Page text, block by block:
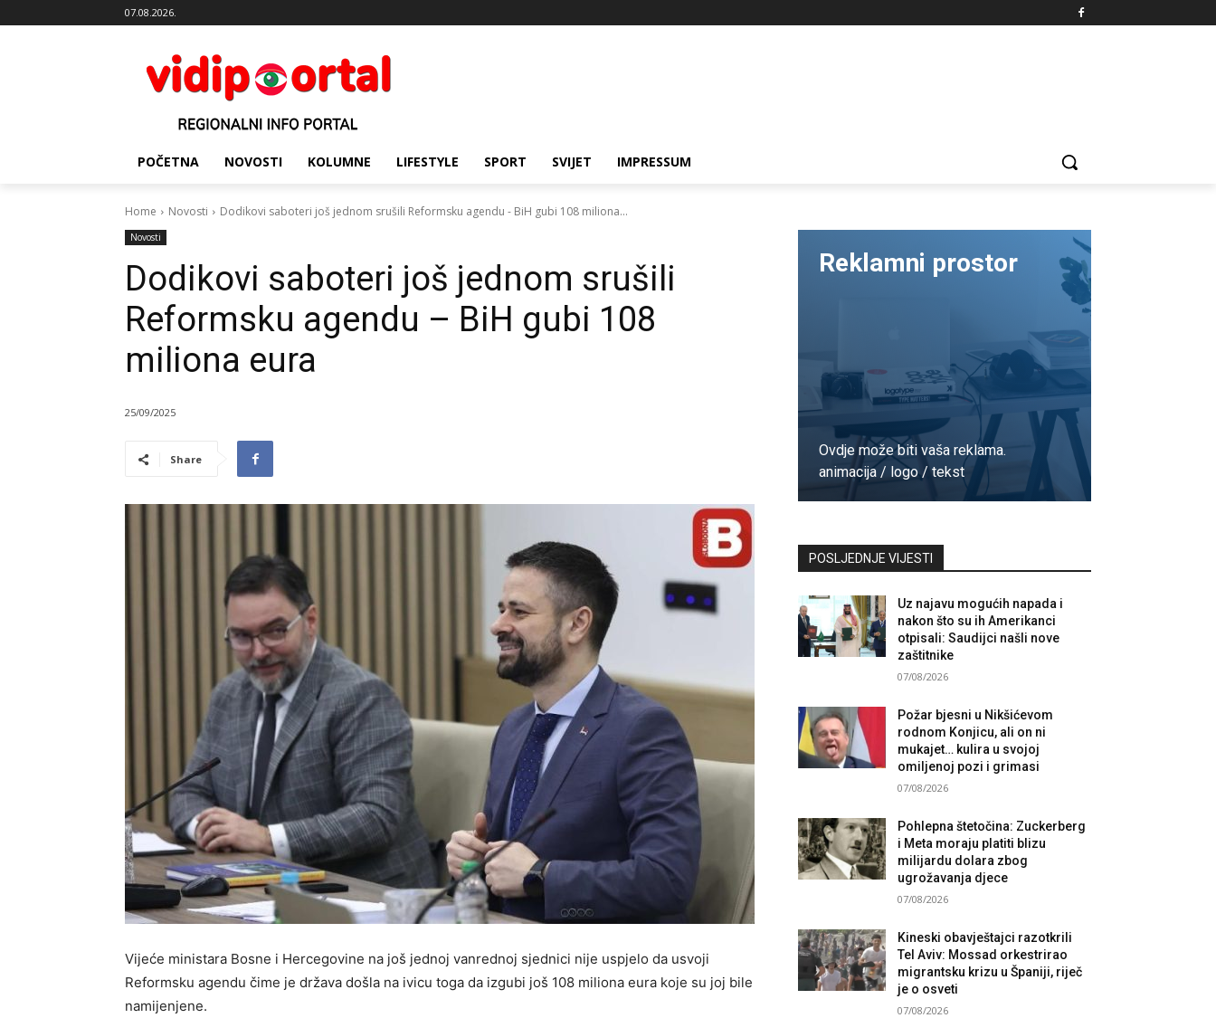
07.08.2026.
POČETNA NOVOSTI KOLUMNE LIFESTYLE SPORT SVIJET IMPRESSUM
Home Novosti Dodikovi saboteri još jednom srušili Reformsku agendu - BiH gubi 108 miliona...
Novosti
Dodikovi saboteri još jednom srušili
Reformsku agendu – BiH gubi 108
miliona eura
25/09/2025
Share
Vijeće ministara Bosne i Hercegovine na još jednoj vanrednoj sjednici nije uspjelo da usvoji
Reformsku agendu čime je država došla na ivicu toga da izgubi još 108 miliona eura koje su joj bile
namijenjene.
Reklamni prostor
Ovdje može biti vaša reklama.
animacija / logo / tekst
POSLJEDNJE VIJESTI
Uz najavu mogućih napada i
nakon što su ih Amerikanci
otpisali: Saudijci našli nove
zaštitnike
07/08/2026
Požar bjesni u Nikšićevom
rodnom Konjicu, ali on ni
mukajet… kulira u svojoj
omiljenoj pozi i grimasi
07/08/2026
Pohlepna štetočina: Zuckerberg
i Meta moraju platiti blizu
milijardu dolara zbog
ugrožavanja djece
07/08/2026
Kineski obavještajci razotkrili
Tel Aviv: Mossad orkestrirao
migrantsku krizu u Španiji, riječ
je o osveti
07/08/2026